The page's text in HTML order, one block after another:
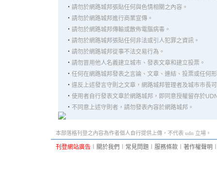
‧ 請勿於網路城邦張貼任何與色情相關之內容。
‧ 請勿於網路城邦進行商業宣傳。
‧ 請勿於網路城邦傳輸或散佈電腦病毒。
‧ 請勿於網路城邦張貼任何非法或引人犯罪之資訊。
‧ 請勿於網路城邦從事不法交易行為。
‧ 請勿冒用他人名義建立城市、發表文章和建立投票。
‧ 任何在網路城邦發表之言論、文章、連結、投票或任何
‧ 違反上述發言守則之文章，網路城邦管理者及城市市長
‧ 使用者自行發表文章於網路城邦，即同意授權留存於
‧ 不同意上述守則者，請勿發表內容於網路城邦。
本部落格刊登之內容為作者個人自行提供上傳，不代表 udn 立場。
刊登網站廣告 關於我們 常見問題 服務條款 著作權聲明